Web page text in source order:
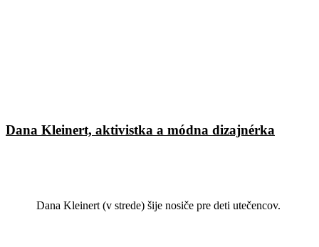
Dana Kleinert, aktivistka a módna dizajnérka
Dana Kleinert (v strede) šije nosiče pre deti utečencov.